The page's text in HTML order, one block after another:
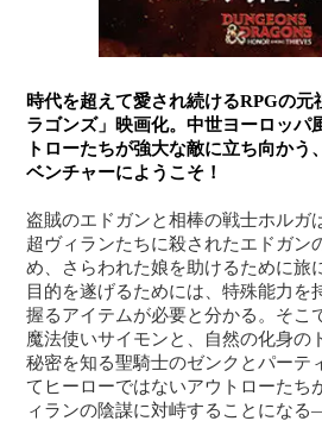
時代を超えて愛され続けるRPGの元
ラゴンズ」映画化。中世ヨーロッパ
トローたちが強大な敵に立ち向かう
ベンチャーにようこそ！
盗賊のエドガンと相棒の戦士ホルガ
超ヴィランたちに殺されたエドガン
め、さらわれた娘を助けるために旅
目的を遂げるためには、特殊能力を
握るアイテムが必要と分かる。そこ
魔法使いサイモンと、自然の化身の
秘密を知る聖騎士のゼンクとパーテ
てヒーローではないアウトローたち
ィランの陰謀に対峙することにな